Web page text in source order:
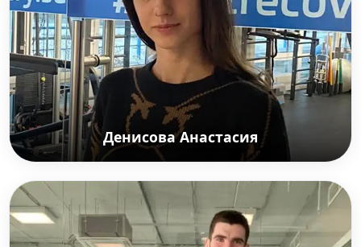
Денисова Анастасия
Денисова Анастасия
Артистка балетной труппы Большого театра.